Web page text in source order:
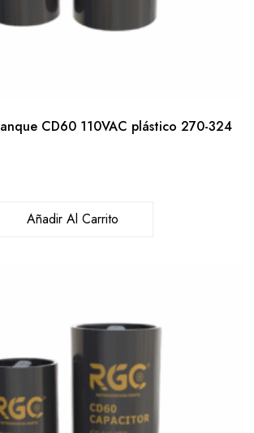
CD60 110VAC plástico 270-324
Añadir Al Carrito